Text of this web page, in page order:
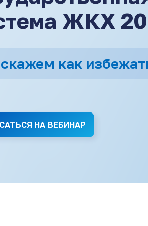
НА ВЕБИНАР
ЖКХ